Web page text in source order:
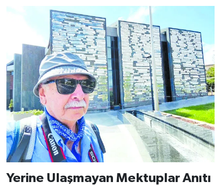
Yerine Ulaşmayan Mektuplar Anıtı